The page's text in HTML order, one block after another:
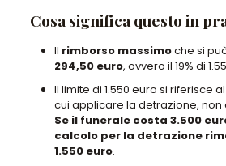
Cosa significa questo in
Il rimborso massimoche si
294,50 euro, ovvero il 19% di
Il limite di 1.550 euro si riferisce al
cui applicare la detrazione, non
Se il funerale costa 3.500
calcolo per la detrazione
1.550 euro.